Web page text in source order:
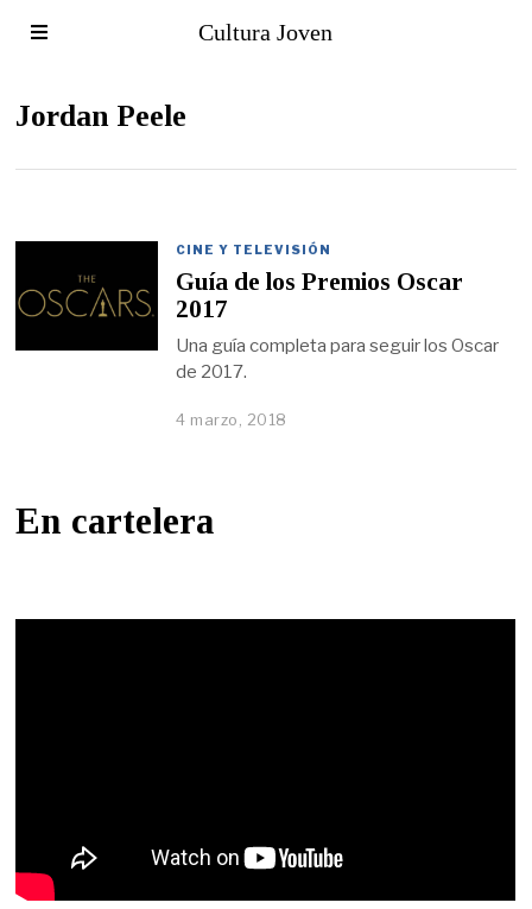
Cultura Joven
Jordan Peele
CINE Y TELEVISIÓN
Guía de los Premios Oscar
2017
Una guía completa para seguir los Oscar
de 2017.
4 marzo, 2018
En cartelera